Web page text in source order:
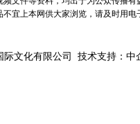
宜上本网供大家浏览，请及时用
际文化有限公司 技术支持：